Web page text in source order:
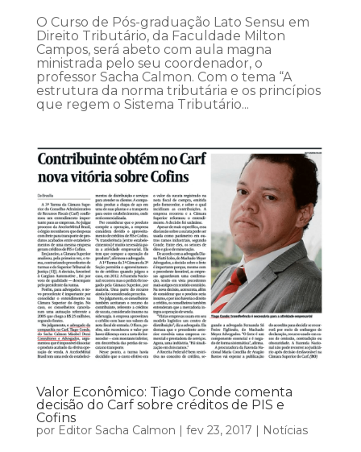
O Curso de Pós-graduação Lato Sensu em
Direito Tributário, da Faculdade Milton
Campos, será abeto com aula magna
ministrada pelo seu coordenador, o
professor Sacha Calmon. Com o tema “A
estrutura da norma tributária e os princípios
que regem o Sistema Tributário...
Valor Econômico: Tiago Conde comenta
decisão do Carf sobre créditos de PIS e
Cofins
por Editor Sacha Calmon | fev 23, 2017 | Notícias